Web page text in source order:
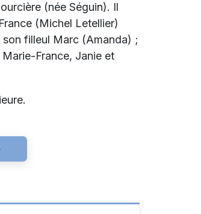
(née Séguin). Il
(Michel Letellier)
filleul Marc (Amanda) ;
France, Janie et